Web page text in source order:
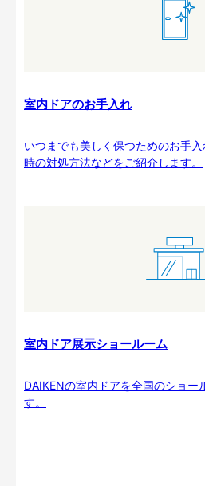
室内ドアのお手入れ
いつまでも美しく保つためのお手
時の対処方法などをご紹介します。
室内ドア展示ショールーム
DAIKENの室内ドアを全国のショー
す。